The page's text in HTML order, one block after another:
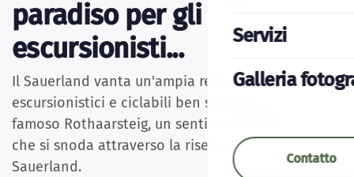
Servizi
Galleria
Contatto
paradiso per gli
escursionisti...
Il Sauerland vanta un'ampia rete di sentieri
escursionistici e ciclabili ben segnalati, tra cui il
famoso Rothaarsteig, un sentiero escursionistico
che si snoda attraverso la riserva naturale del
Sauerland.